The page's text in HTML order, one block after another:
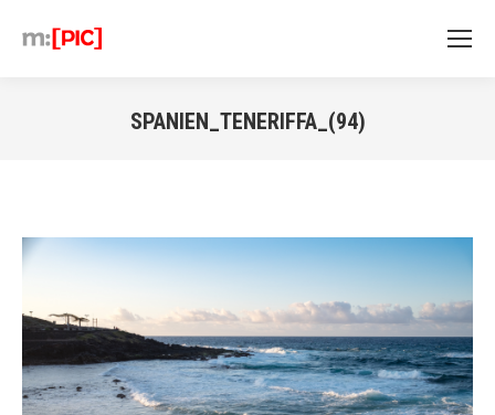
SPANIEN_TENERIFFA_(94)